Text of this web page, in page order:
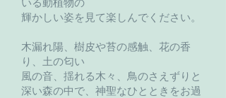
いる動植物の
輝かしい姿を見て楽しんでください。
木漏れ陽、樹皮や苔の感触、花の香
り、土の匂い
風の音、揺れる木々、鳥のさえずりと
深い森の中で、神聖なひとときをお過